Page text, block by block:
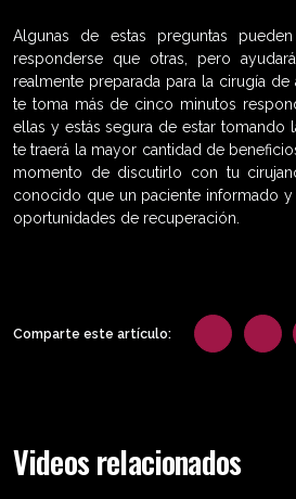
Algunas de estas preguntas
responderse que otras, pero
realmente preparada para la cirugía
te toma más de cinco minutos
ellas y estás segura de estar tomando
te traerá la mayor cantidad de
momento de discutirlo con tu
conocido que un paciente informado
oportunidades de recuperación.
Comparte este artículo:
Videos relacionados